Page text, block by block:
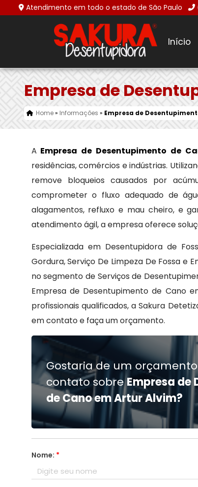
Atendimento em todo o estado de São Paulo
Início
Empresa de
Home» Informações » Empresa de
A Empresa de Desentupimento de
residências, comércios e indústrias.
remove bloqueios causados por
comprometer o fluxo adequado de
alagamentos, refluxo e mau cheiro, e
atendimento ágil, a empresa oferece
Especializada em Desentupidora de
Gordura, Serviço De Limpeza De Fossa e
no segmento de Serviços de
Empresa de Desentupimento de Cano
profissionais qualificados, a Sakura
em contato e faça um orçamento.
Gostaria de um
contato sobreEmpresa de
de Cano em Artur Alvim?
Nome: *